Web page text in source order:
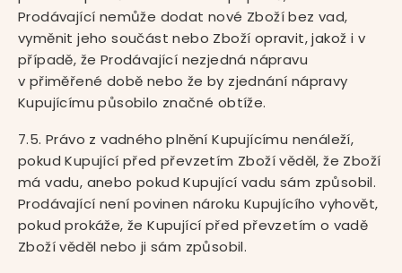
Prodávající nemůže dodat nové Zboží bez vad,
vyměnit jeho součást nebo Zboží opravit, jakož i v
případě, že Prodávající nezjedná nápravu
v přiměřené době nebo že by zjednání nápravy
Kupujícímu působilo značné obtíže.
7.5. Právo z vadného plnění Kupujícímu nenáleží,
pokud Kupující před převzetím Zboží věděl, že Zboží
má vadu, anebo pokud Kupující vadu sám způsobil.
Prodávající není povinen nároku Kupujícího vyhovět,
pokud prokáže, že Kupující před převzetím o vadě
Zboží věděl nebo ji sám způsobil.